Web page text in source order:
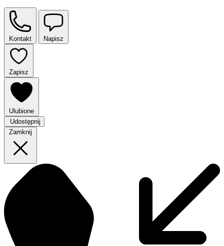
Kontakt Napisz
Zapisz
Ulubione
Udostępnij
Zamknij